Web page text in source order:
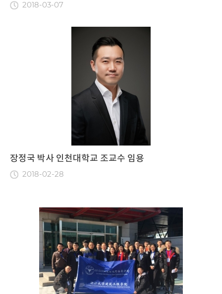
2018-03-07
장정국 박사 인천대학교 조교수 임용
2018-02-28